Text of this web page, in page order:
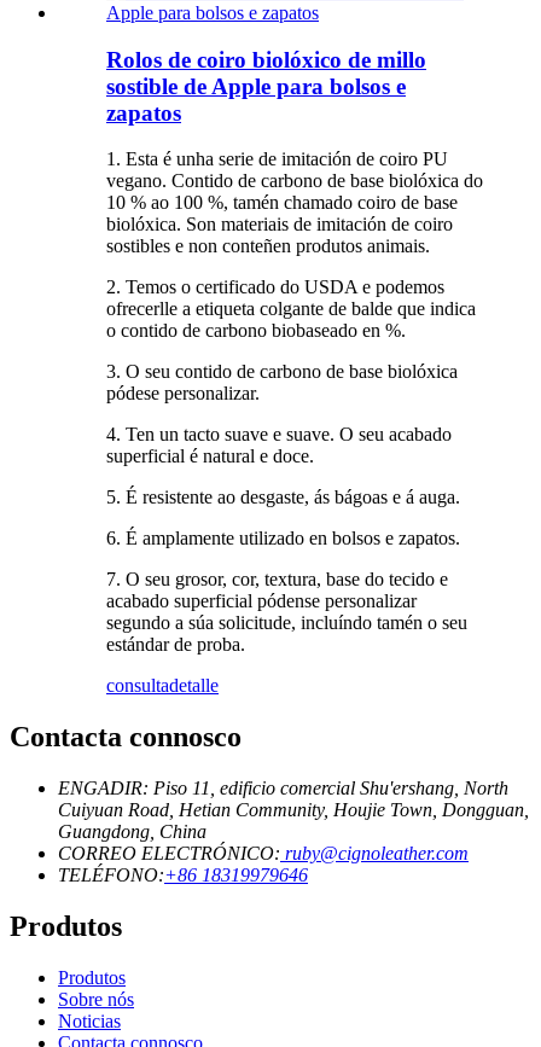
Rolos de coiro biolóxico de millo
sostible de Apple para bolsos e
zapatos
1. Esta é unha serie de imitación de coiro PU
vegano. Contido de carbono de base biolóxica do
10 % ao 100 %, tamén chamado coiro de base
biolóxica. Son materiais de imitación de coiro
sostibles e non conteñen produtos animais.
2. Temos o certificado do USDA e podemos
ofrecerlle a etiqueta colgante de balde que indica
o contido de carbono biobaseado en %.
3. O seu contido de carbono de base biolóxica
pódese personalizar.
4. Ten un tacto suave e suave. O seu acabado
superficial é natural e doce.
5. É resistente ao desgaste, ás bágoas e á auga.
6. É amplamente utilizado en bolsos e zapatos.
7. O seu grosor, cor, textura, base do tecido e
acabado superficial pódense personalizar
segundo a súa solicitude, incluíndo tamén o seu
estándar de proba.
consultadetalle
Contacta connosco
ENGADIR: Piso 11, edificio comercial Shu'ershang, North
Cuiyuan Road, Hetian Community, Houjie Town, Dongguan,
Guangdong, China
CORREO ELECTRÓNICO: ruby@cignoleather.com
TELÉFONO:+86 18319979646
Produtos
Produtos
Sobre nós
Noticias
Contacta connosco